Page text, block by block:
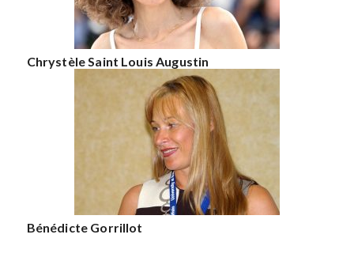
Chrystèle Saint Louis Augustin
Bénédicte Gorrillot